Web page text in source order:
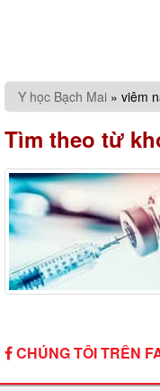
Y học Bạch Mai » viêm
Tìm theo từ
CHÚNG TÔI TRÊN